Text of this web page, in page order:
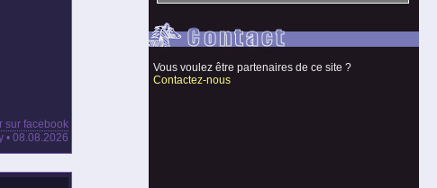
sur facebook
• 08.08.2026
Vous voulez être partenaires de ce site ?
Contactez-nous